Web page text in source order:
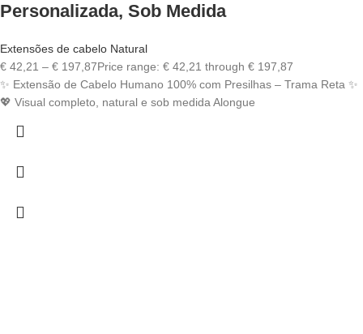
Personalizada, Sob Medida
Extensões de cabelo Natural
€ 42,21 – € 197,87Price range: € 42,21 through € 197,87
✨ Extensão de Cabelo Humano 100% com Presilhas – Trama Reta ✨
💖 Visual completo, natural e sob medida Alongue